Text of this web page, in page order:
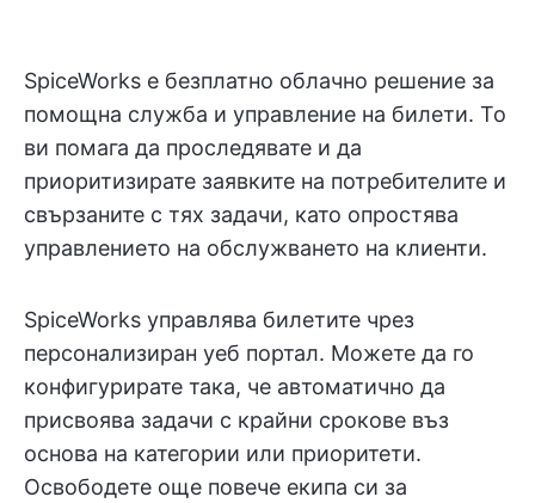
SpiceWorks е безплатно облачно решение за
помощна служба и управление на билети. То
ви помага да проследявате и да
приоритизирате заявките на потребителите и
свързаните с тях задачи, като опростява
управлението на обслужването на клиенти.
SpiceWorks управлява билетите чрез
персонализиран уеб портал. Можете да го
конфигурирате така, че автоматично да
присвоява задачи с крайни срокове въз
основа на категории или приоритети.
Освободете още повече екипа си за